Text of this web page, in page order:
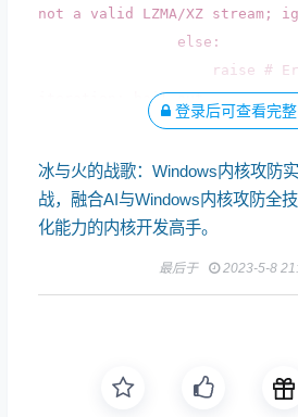
not a valid LZMA/XZ stream;
else :
raise #
iteration; bail out.
登录后可查看完
冰与火的战歌：Windows内核攻防
战，融合AI与Windows内核攻防全
化能力的内核开发高手。
最后于 2023-5-8